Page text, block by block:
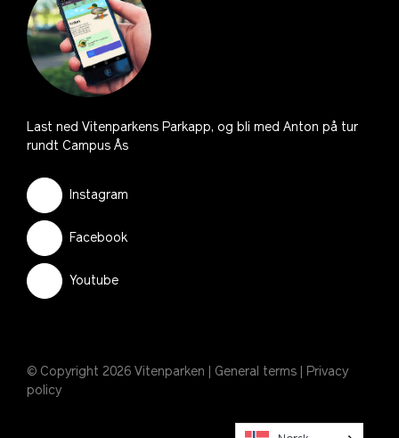
Last ned Vitenparkens Parkapp, og bli med Anton på tur
rundt Campus Ås
Instagram
Facebook
Youtube
© Copyright 2026 Vitenparken | General terms
Privacy
policy